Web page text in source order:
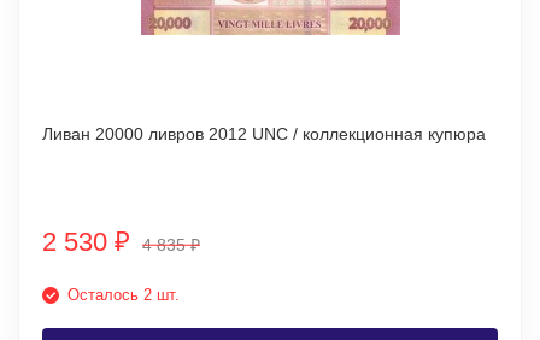
Ливан 20000 ливров 2012 UNC / коллекционная купюра
2 530 ₽ 4 835₽
Осталось 2 шт.